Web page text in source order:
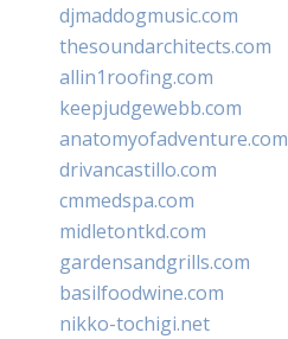
djmaddogmusic.com
thesoundarchitects.com
allin1roofing.com
keepjudgewebb.com
anatomyofadventure.com
drivancastillo.com
cmmedspa.com
midletontkd.com
gardensandgrills.com
basilfoodwine.com
nikko-tochigi.net